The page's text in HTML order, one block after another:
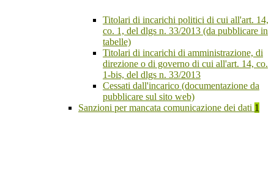
Titolari di incarichi politici di cui all'art. 14,
co. 1, del dlgs n. 33/2013 (da pubblicare in
tabelle)
Titolari di incarichi di amministrazione, di
direzione o di governo di cui all'art. 14, co.
1-bis, del dlgs n. 33/2013
Cessati dall'incarico (documentazione da
pubblicare sul sito web)
Sanzioni per mancata comunicazione dei dati 1